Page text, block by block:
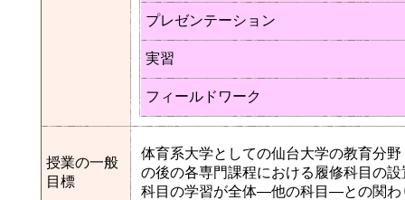
プレゼンテーション
実習
フィールドワーク
授業の一般
目標
体育系大学としての仙台大学の教育分
の後の各専門課程における履修科目の
科目の学習が全体―他の科目―との関わ